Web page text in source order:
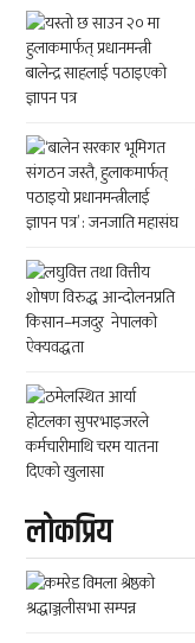
लाेकप्रिय